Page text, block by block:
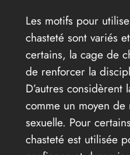
Les motifs pour
chasteté sont variés
certains, la cage de
de renforcer la
D’autres considèrent
comme un moyen
sexuelle. Pour
chasteté est utilisée